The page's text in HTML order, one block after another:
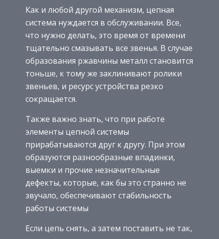
Как и любой другой механизм, цепная
система нуждается в обслуживании. Все,
что нужно делать, это время от времени
тщательно смазывать все звенья. В случае
образования ржавчины металл становится
тоньше, к тому же заклинивают ролики
звеньев, и ресурс устройства резко
сокращается.
Также важно знать, что при работе
элементы цепной системы
прирабатываются друг к другу. При этом
образуются разнообразные впадинки,
выемки и прочие незначительные
дефекты, которые, как бы это странно не
звучало, обеспечивают стабильность
работы системы
Если цепь снять, а затем поставить не так,